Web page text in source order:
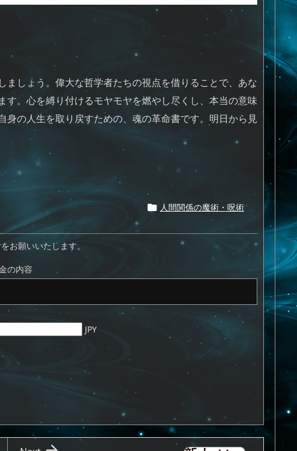
しょう。偉大な哲学者たちの視点を借りることで、あな
。心を縛り付けるモヤモヤを燃やし尽くし、本当の意味
の人生を取り戻すための、魂の革命書です。明日から見
 人間関係の魔術・呪術
お願いいたします。
の内容
JPY